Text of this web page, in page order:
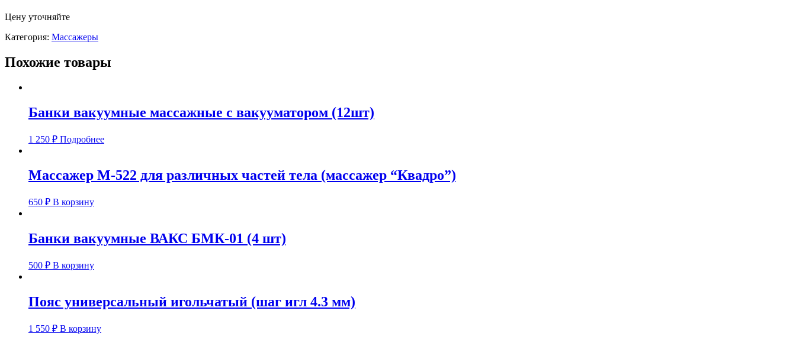
Цену уточняйте
Категория: Массажеры
Похожие товары
Банки вакуумные массажные с вакууматором (12шт)
1 250 ₽ Подробнее
Массажер М-522 для различных частей тела (массажер “Квадро”)
650 ₽ В корзину
Банки вакуумные ВАКС БМК-01 (4 шт)
500 ₽ В корзину
Пояс универсальный игольчатый (шаг игл 4.3 мм)
1 550 ₽ В корзину